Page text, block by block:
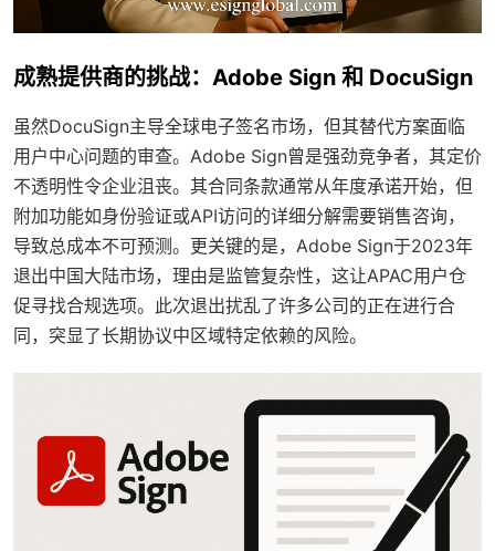
成熟提供商的挑战：Adobe Sign 和 DocuSign
虽然DocuSign主导全球电子签名市场，但其替代方案面临
用户中心问题的审查。Adobe Sign曾是强劲竞争者，其定价
不透明性令企业沮丧。其合同条款通常从年度承诺开始，但
附加功能如身份验证或API访问的详细分解需要销售咨询，
导致总成本不可预测。更关键的是，Adobe Sign于2023年
退出中国大陆市场，理由是监管复杂性，这让APAC用户仓
促寻找合规选项。此次退出扰乱了许多公司的正在进行合
同，突显了长期协议中区域特定依赖的风险。